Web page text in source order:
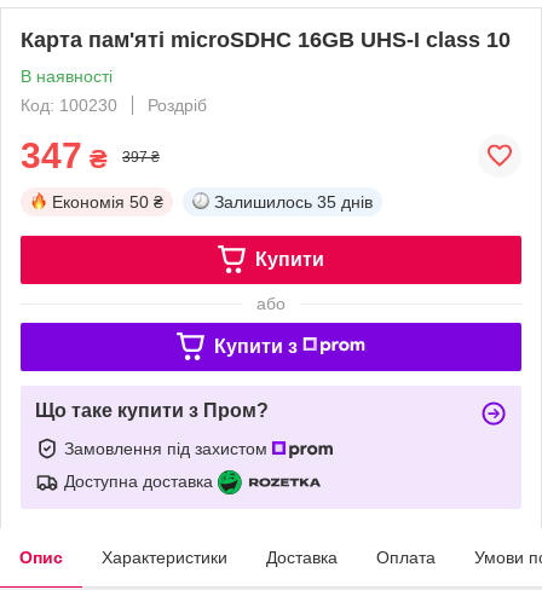
Карта пам'яті microSDHC 16GB UHS-I class 10
В наявності
Код: 100230
Роздріб
347 ₴ 397 ₴
Економія 50 ₴ Залишилось 35 днів
Купити
або
Купити з
Що таке купити з Пром?
Замовлення під захистом
Доступна доставка
Опис Характеристики Доставка Оплата Умови